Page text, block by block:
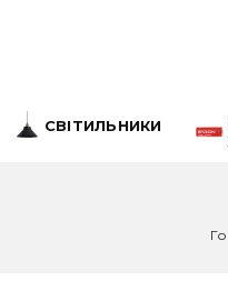
СВІТИЛЬНИКИ